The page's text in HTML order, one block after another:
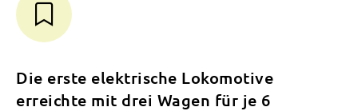
Die erste elektrische Lokomotive
erreichte mit drei Wagen für je 6